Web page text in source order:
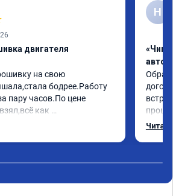
двигателя
на свою
бодрее.Работу
пару часов.По цене
как
работы
рекомендую
специалиста!
Н
«Чип
Арман